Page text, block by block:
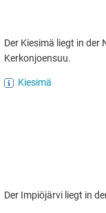
Der Kiesimä liegt in der
Kerkonjoensuu.
Kiesimä
Der Impiöjärvi liegt in